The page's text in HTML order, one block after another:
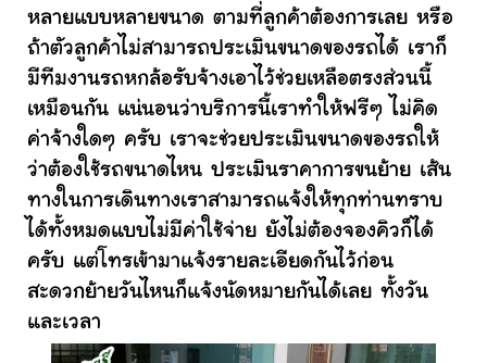
หลายแบบหลายขนาด ตามที่ลูกค้าต้องการเลย หรือ
ถ้าตัวลูกค้าไม่สามารถประเมินขนาดของรถได้ เราก็
มีทีมงานรถหกล้อรับจ้างเอาไว้ช่วยเหลือตรงส่วนนี้
เหมือนกัน แน่นอนว่าบริการนี้เราทำให้ฟรีๆ ไม่คิด
ค่าจ้างใดๆ ครับ เราจะช่วยประเมินขนาดของรถให้
ว่าต้องใช้รถขนาดไหน ประเมินราคาการขนย้าย เส้น
ทางในการเดินทางเราสามารถแจ้งให้ทุกท่านทราบ
ได้ทั้งหมดแบบไม่มีค่าใช้จ่าย ยังไม่ต้องจองคิวก็ได้
ครับ แต่โทรเข้ามาแจ้งรายละเอียดกันไว้ก่อน
สะดวกย้ายวันไหนก็แจ้งนัดหมายกันได้เลย ทั้งวัน
และเวลา